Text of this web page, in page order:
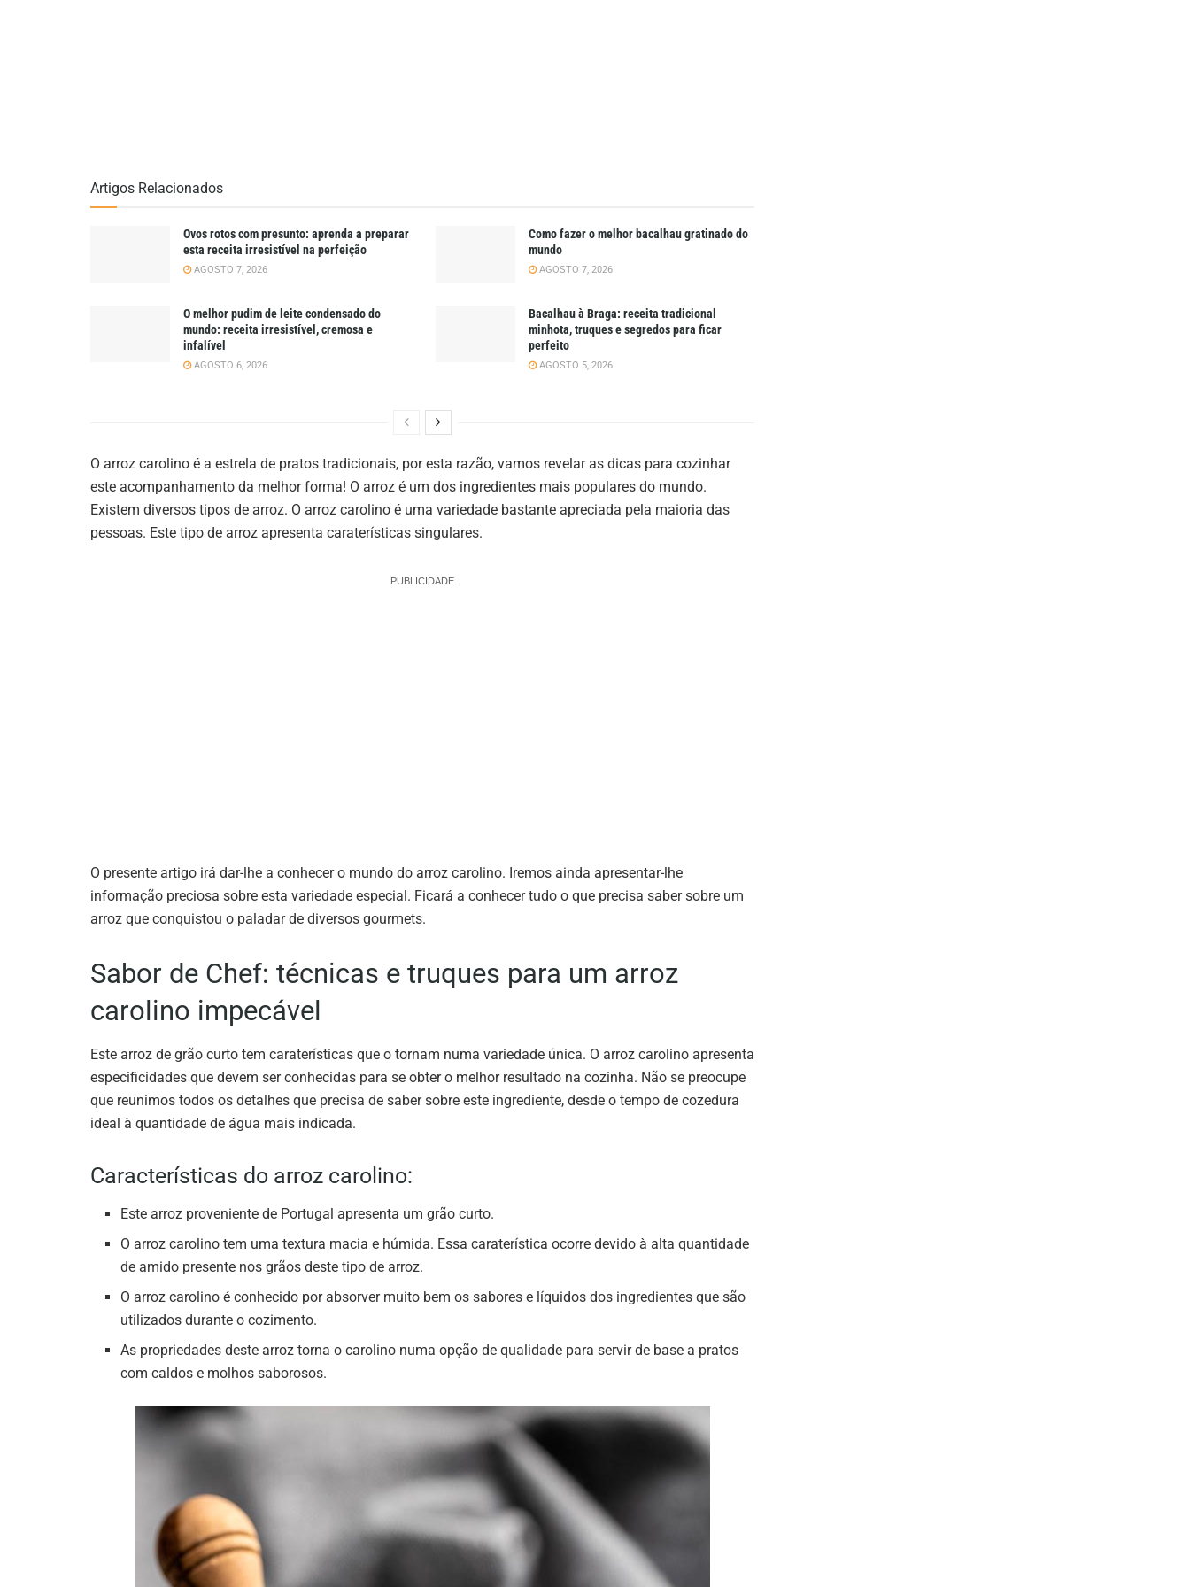
Artigos Relacionados
Ovos rotos com presunto: aprenda a preparar
esta receita irresistível na perfeição
AGOSTO 7, 2026
Como fazer o melhor bacalhau gratinado do
mundo
AGOSTO 7, 2026
O melhor pudim de leite condensado do
mundo: receita irresistível, cremosa e
infalível
AGOSTO 6, 2026
Bacalhau à Braga: receita tradicional
minhota, truques e segredos para ficar
perfeito
AGOSTO 5, 2026
O arroz carolino é a estrela de pratos tradicionais, por esta razão, vamos revelar as dicas para cozinhar
este acompanhamento da melhor forma! O arroz é um dos ingredientes mais populares do mundo.
Existem diversos tipos de arroz. O arroz carolino é uma variedade bastante apreciada pela maioria das
pessoas. Este tipo de arroz apresenta caraterísticas singulares.
PUBLICIDADE
O presente artigo irá dar-lhe a conhecer o mundo do arroz carolino. Iremos ainda apresentar-lhe
informação preciosa sobre esta variedade especial. Ficará a conhecer tudo o que precisa saber sobre um
arroz que conquistou o paladar de diversos gourmets.
Sabor de Chef: técnicas e truques para um arroz
carolino impecável
Este arroz de grão curto tem caraterísticas que o tornam numa variedade única. O arroz carolino apresenta
especificidades que devem ser conhecidas para se obter o melhor resultado na cozinha. Não se preocupe
que reunimos todos os detalhes que precisa de saber sobre este ingrediente, desde o tempo de cozedura
ideal à quantidade de água mais indicada.
Características do arroz carolino:
Este arroz proveniente de Portugal apresenta um grão curto.
O arroz carolino tem uma textura macia e húmida. Essa caraterística ocorre devido à alta quantidade
de amido presente nos grãos deste tipo de arroz.
O arroz carolino é conhecido por absorver muito bem os sabores e líquidos dos ingredientes que são
utilizados durante o cozimento.
As propriedades deste arroz torna o carolino numa opção de qualidade para servir de base a pratos
com caldos e molhos saborosos.